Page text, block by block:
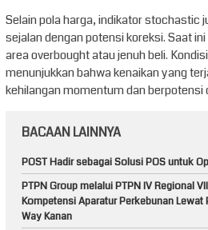
Selain pola harga, indikator stochastic
sejalan dengan potensi koreksi. Saat
area overbought atau jenuh beli.
menunjukkan bahwa kenaikan yang
kehilangan momentum dan berpotensi
BACAAN LAINNYA
POST Hadir sebagai Solusi POS untuk
PTPN Group melalui PTPN IV Regional
Kompetensi Aparatur Perkebunan Lewat
Way Kanan